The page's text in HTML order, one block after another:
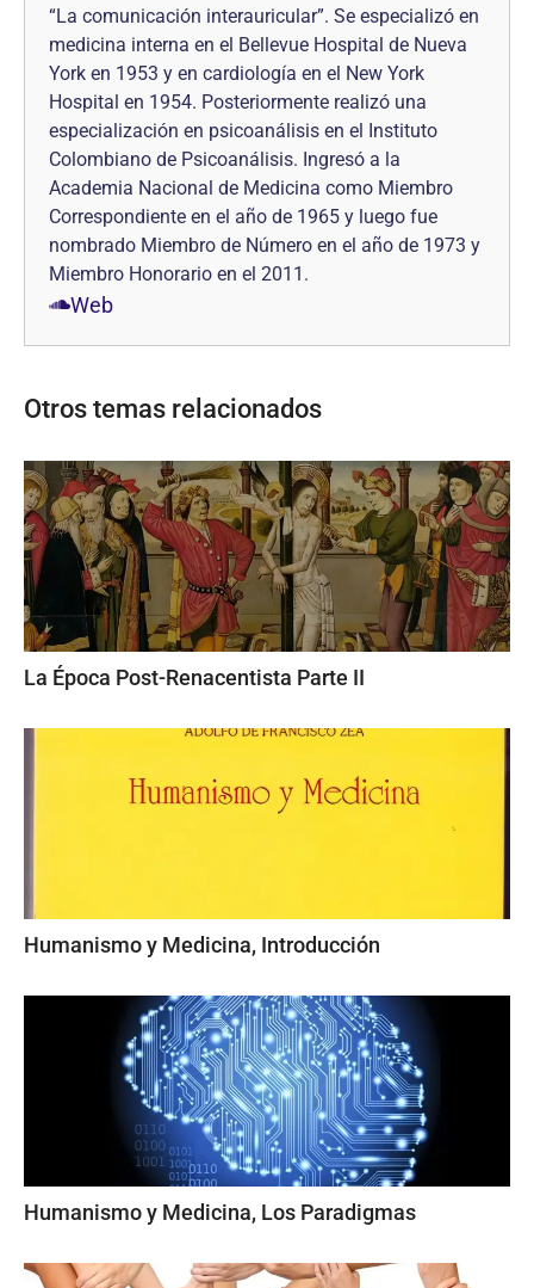
“La comunicación interauricular”. Se especializó en
medicina interna en el Bellevue Hospital de Nueva
York en 1953 y en cardiología en el New York
Hospital en 1954. Posteriormente realizó una
especialización en psicoanálisis en el Instituto
Colombiano de Psicoanálisis. Ingresó a la
Academia Nacional de Medicina como Miembro
Correspondiente en el año de 1965 y luego fue
nombrado Miembro de Número en el año de 1973 y
Miembro Honorario en el 2011.
Web
Otros temas relacionados
La Época Post-Renacentista Parte II
Humanismo y Medicina, Introducción
Humanismo y Medicina, Los Paradigmas